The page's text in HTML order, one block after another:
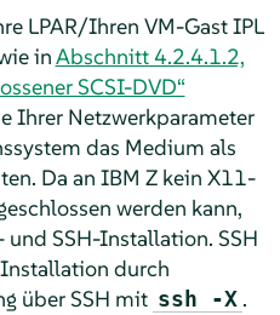
LPAR/Ihren VM-Gast IPL
inAbschnitt 4.2.4.1.2,
SCSI-DVD“
Ihrer Netzwerkparameter
das Medium als
Da an IBM Z kein X11-
werden kann,
und SSH-Installation. SSH
durch
über SSH mit ssh -X .